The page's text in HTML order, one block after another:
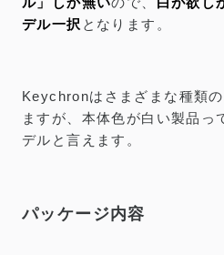
デル一択 となります。
Keychronはさまざまな種類
ますが、本体色が白い製品っ
デルと言えます。
パッケージ内容